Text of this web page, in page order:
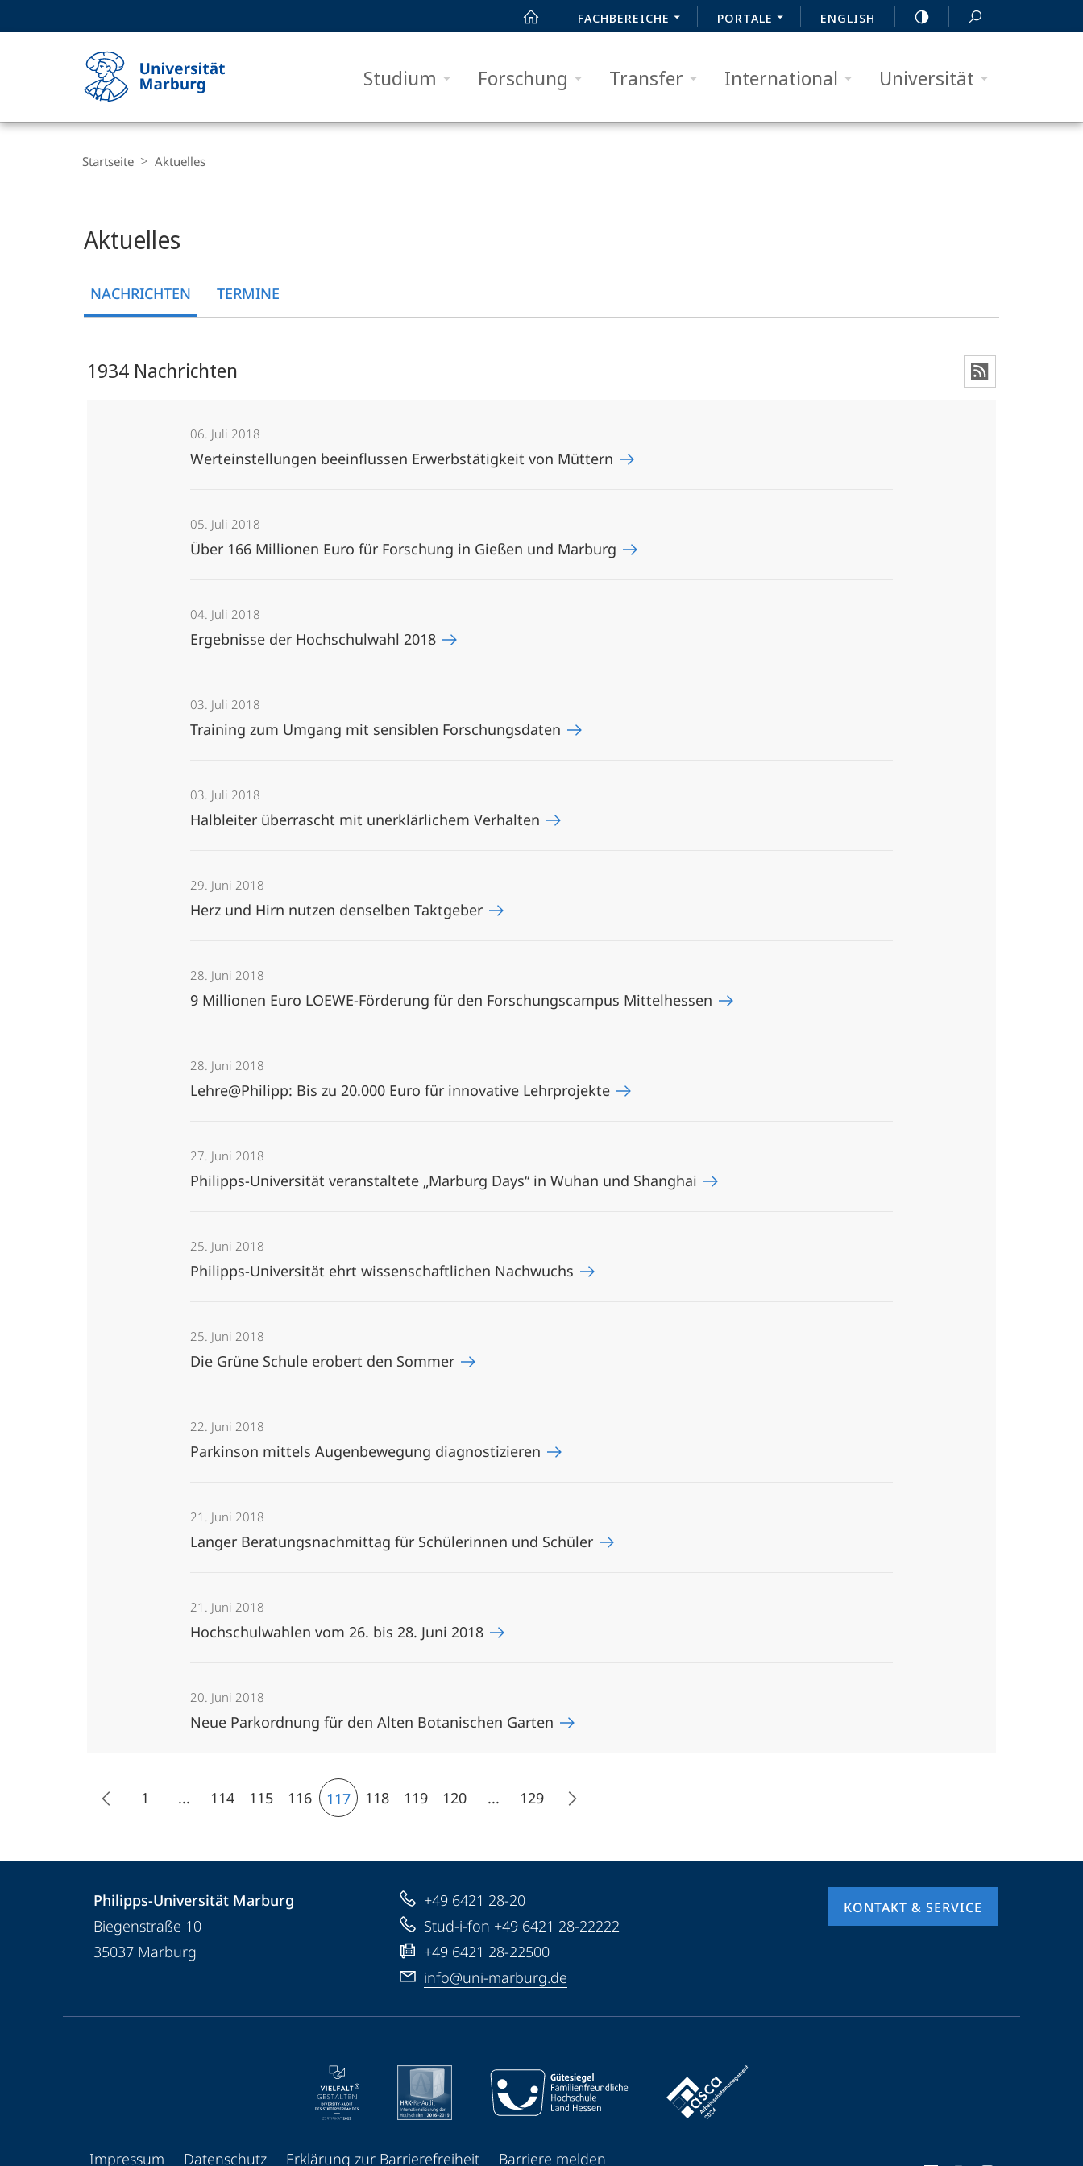
FACHBEREICHE PORTALE ENGLISH
Studium Forschung Transfer International Universität
Philipps-
Marburg
Navigation
Startseite Aktuelles
Aktuelles
NACHRICHTEN TERMINE
1934 Nachrichten
06. Juli 2018
Werteinstellungen beeinflussen Erwerbstätigkeit von Müttern
05. Juli 2018
Über 166 Millionen Euro für Forschung in Gießen und Marburg
04. Juli 2018
Ergebnisse der Hochschulwahl 2018
03. Juli 2018
Training zum Umgang mit sensiblen Forschungsdaten
03. Juli 2018
Halbleiter überrascht mit unerklärlichem Verhalten
29. Juni 2018
Herz und Hirn nutzen denselben Taktgeber
28. Juni 2018
9 Millionen Euro LOEWE-Förderung für den Forschungscampus Mittelhessen
28. Juni 2018
Lehre@Philipp: Bis zu 20.000 Euro für innovative Lehrprojekte
27. Juni 2018
Philipps-Universität veranstaltete „Marburg Days“ in Wuhan und Shanghai
25. Juni 2018
Philipps-Universität ehrt wissenschaftlichen Nachwuchs
25. Juni 2018
Die Grüne Schule erobert den Sommer
22. Juni 2018
Parkinson mittels Augenbewegung diagnostizieren
21. Juni 2018
Langer Beratungsnachmittag für Schülerinnen und Schüler
21. Juni 2018
Hochschulwahlen vom 26. bis 28. Juni 2018
20. Juni 2018
Neue Parkordnung für den Alten Botanischen Garten
1 ... 114 115 116 117 118 119 120 ... 129
Informationen
Kontaktinformationen
Philipps-
Universität
Marburg
Philipps-Universität Marburg
Biegenstraße 10
35037 Marburg
+49 6421 28-20
Stud-i-fon +49 6421 28-22222
+49 6421 28-22500
info@uni-marburg.de
KONTAKT & SERVICE
Media
Impressum Datenschutz Erklärung zur Barrierefreiheit
Barriere melden